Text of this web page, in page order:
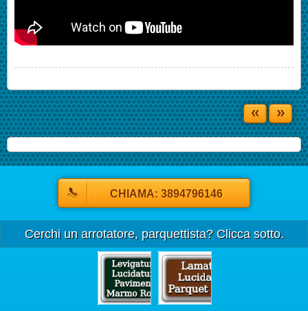
« »
CHIAMA: 3894796146
Cerchi un arrotatore, parquettista? Clicca sotto.